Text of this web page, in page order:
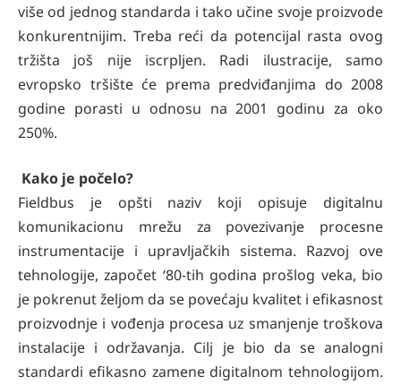
više od jednog standarda i tako učine svoje proizvode
konkurentnijim. Treba reći da potencijal rasta ovog
tržišta još nije iscrpljen. Radi ilustracije, samo
evropsko tršište će prema predviđanjima do 2008
godine porasti u odnosu na 2001 godinu za oko
250%.
Kako je počelo?
Fieldbus je opšti naziv koji opisuje digitalnu
komunikacionu mrežu za povezivanje procesne
instrumentacije i upravljačkih sistema. Razvoj ove
tehnologije, započet ‘80-tih godina prošlog veka, bio
je pokrenut željom da se povećaju kvalitet i efikasnost
proizvodnje i vođenja procesa uz smanjenje troškova
instalacije i održavanja. Cilj je bio da se analogni
standardi efikasno zamene digitalnom tehnologijom.